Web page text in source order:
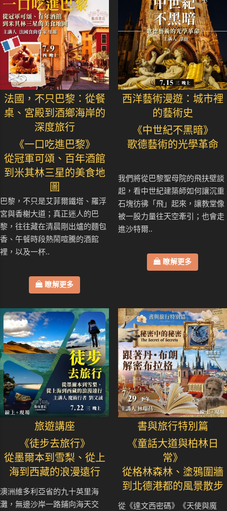
法國，不只巴黎：從餐
桌、宮殿到酒鄉海岸的
深度旅行
《一口吃進巴黎》
從冠軍可頌、百年酒館
到米其林三星的美食地
圖
巴黎，不只是艾菲爾鐵塔、羅浮
宮與香榭大道；真正迷人的巴
黎，往往藏在清晨剛出爐的麵包
香、午餐時段熱鬧喧騰的酒館
裡，以及一杯..
瞭解更多
西洋藝術漫遊：城市裡
的藝術史
《中世紀不黑暗》
歌德藝術的光學革命
我們將從巴黎聖母院的飛扶壁談
起，看中世紀建築師如何讓沉重
石塊彷彿「飛」起來，讓教堂像
被一股力量往天空牽引；也會走
進沙特爾..
瞭解更多
旅遊講座
《徒步去旅行》
從墨爾本到雪梨、從上
海到西藏的浪漫遠行
澳洲維多利亞省的九十英里海
灘，無邊沙岸一路鋪向海天交
書與旅行特別篇
《童話大道與柏林日
常》
從格林森林、塗鴉圍牆
到北德港都的風景散步
從《達文西密碼》《天使與魔